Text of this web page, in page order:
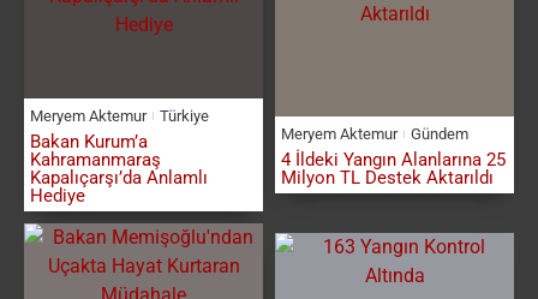
Meryem Aktemur Türkiye
Bakan Kurum’a
Kahramanmaraş
Kapalıçarşı’da Anlamlı
Hediye
Meryem Aktemur Gündem
4 İldeki Yangın Alanlarına 25
Milyon TL Destek Aktarıldı